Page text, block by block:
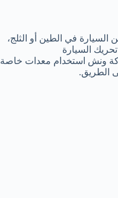
السيارة في الطين أو الثلج،
السيارة
ونش استخدام معدات خاصة
الطريق.